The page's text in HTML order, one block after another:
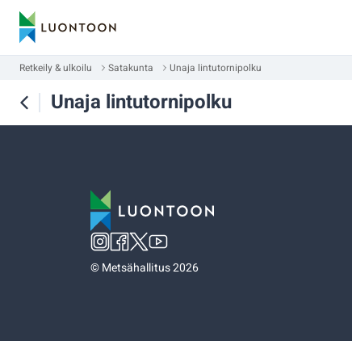
Retkeily & ulkoilu Satakunta Unaja lintutornipolku
Unaja lintutornipolku
©Metsähallitus 2026